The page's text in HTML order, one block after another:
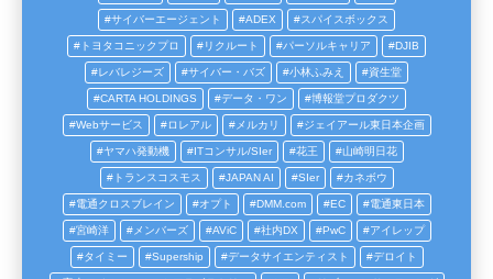
サイバーエージェント ADEX スパイスボックス
トヨタコニックプロ リクルート パーソルキャリア DJIB
レバレジーズ サイバー・バズ 小林ふみえ 資生堂
CARTA HOLDINGS データ・ワン 博報堂プロダクツ
Webサービス ロレアル メルカリ ジェイアール東日本企画
ヤマハ発動機 ITコンサル/SIer 花王 山崎明日花
トランスコスモス JAPAN AI SIer カネボウ
電通クロスブレイン オプト DMM.com EC 電通東日本
宮崎洋 メンバーズ AViC 社内DX PwC アイレップ
タイミー Supership データサイエンティスト デロイト